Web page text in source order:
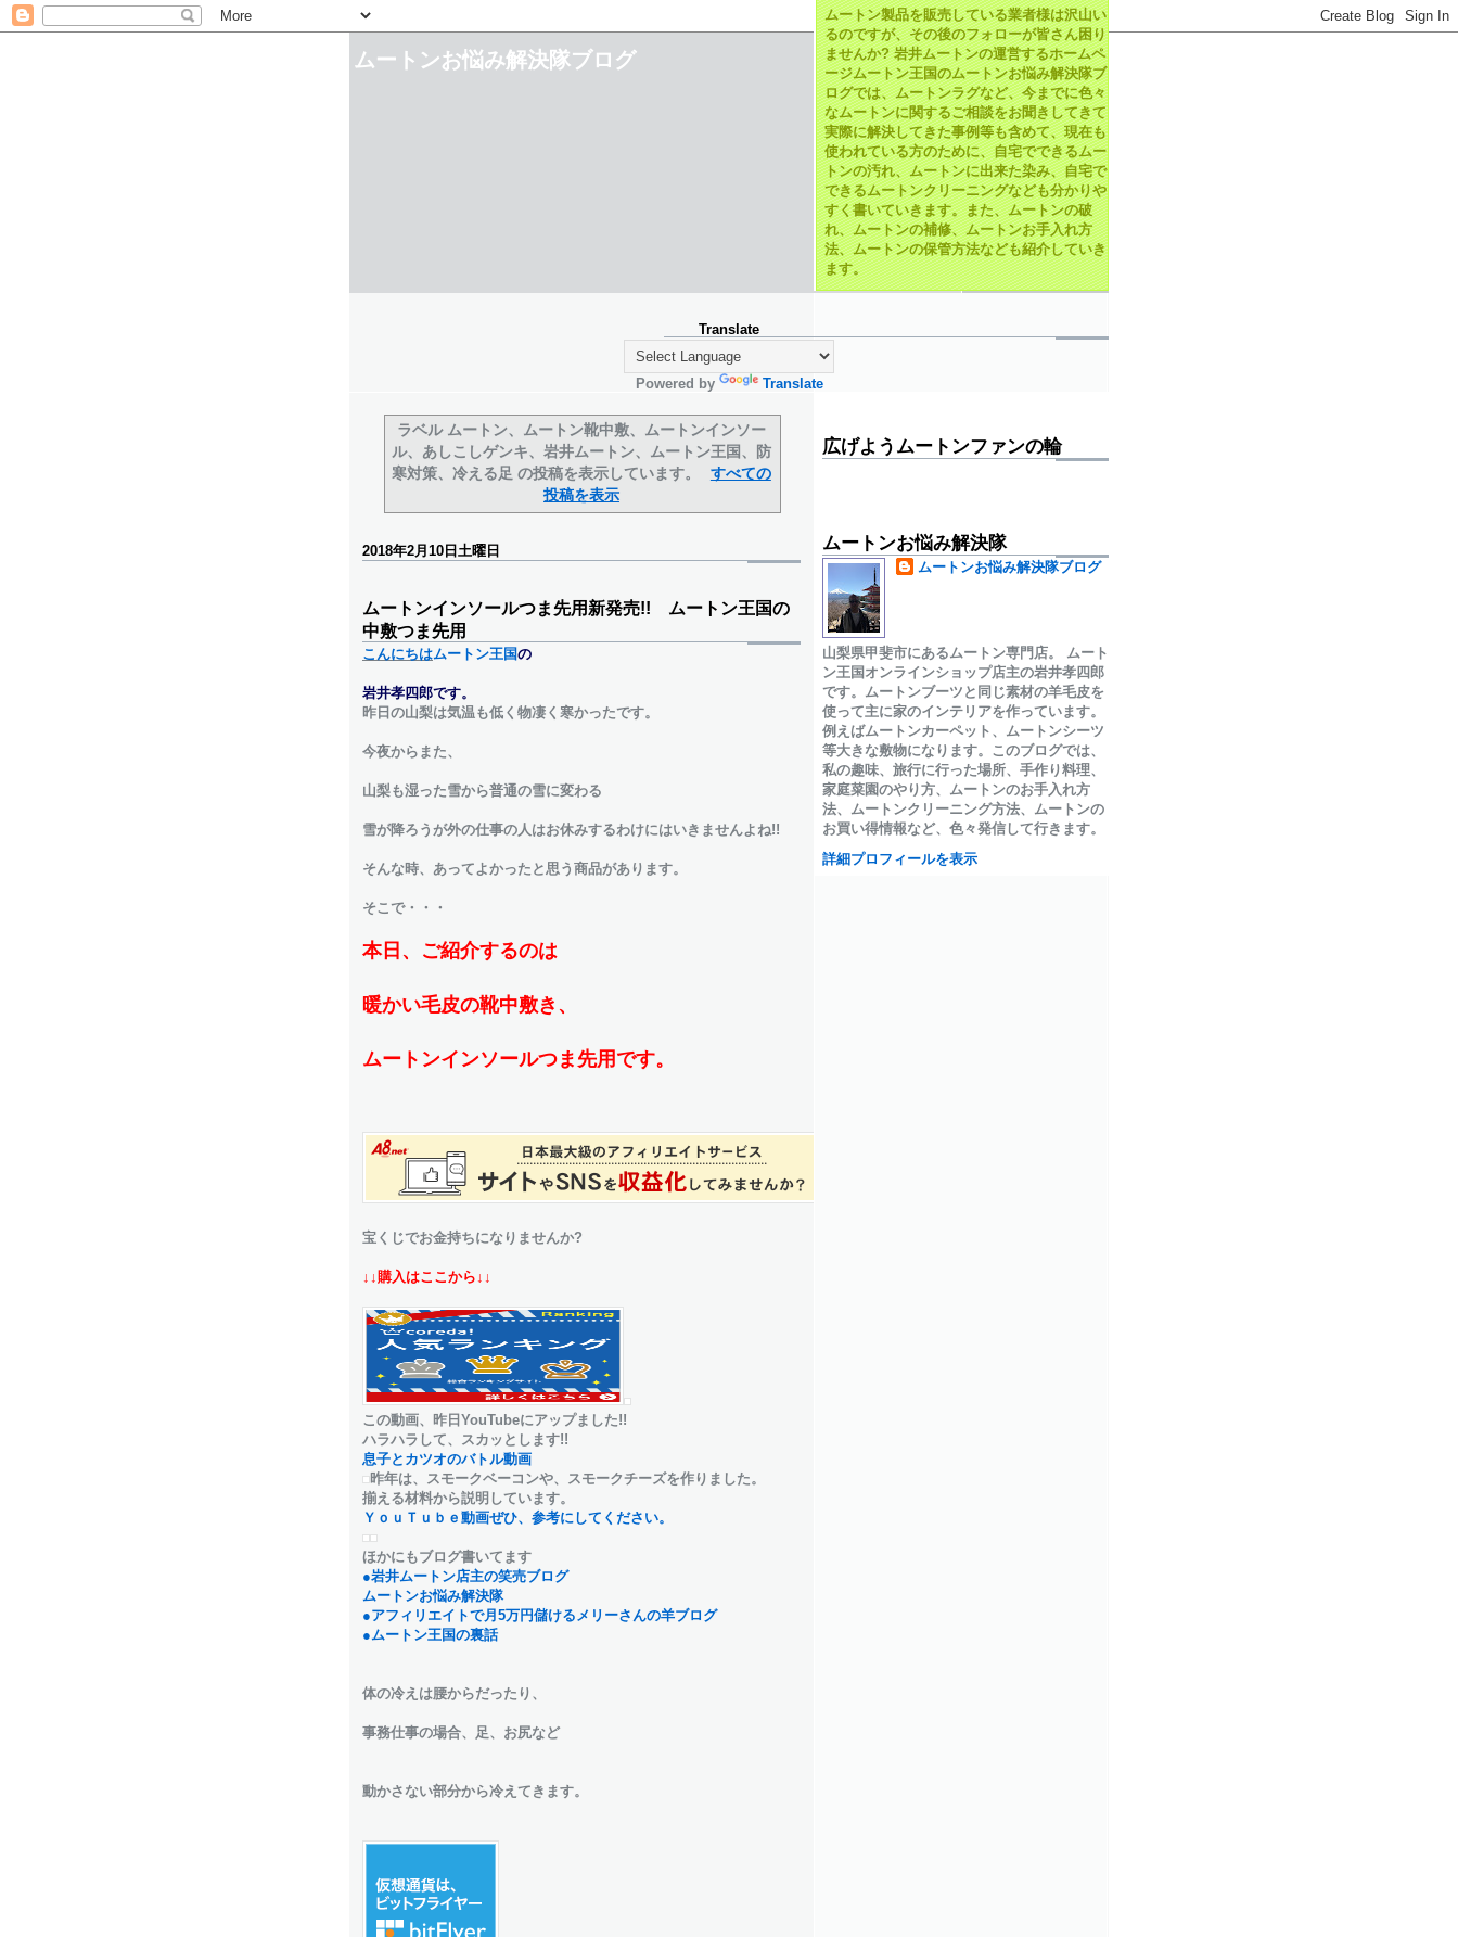
ムートンお悩み解決隊ブログ
ムートン製品を販売している業者様は沢山い
るのですが、その後のフォローが皆さん困り
ませんか? 岩井ムートンの運営するホームペ
ージムートン王国のムートンお悩み解決隊ブ
ログでは、ムートンラグなど、今までに色々
なムートンに関するご相談をお聞きしてきて
実際に解決してきた事例等も含めて、現在も
使われている方のために、自宅でできるムー
トンの汚れ、ムートンに出来た染み、自宅で
できるムートンクリーニングなども分かりや
すく書いていきます。また、ムートンの破
れ、ムートンの補修、ムートンお手入れ方
法、ムートンの保管方法なども紹介していき
ます。
Translate
Powered by Translate
ラベル ムートン、ムートン靴中敷、ムートンインソー
ル、あしこしゲンキ、岩井ムートン、ムートン王国、防
寒対策、冷える足 の投稿を表示しています。
すべての
投稿を表示
2018年2月10日土曜日
ムートンインソールつま先用新発売!! ムートン王国の
中敷つま先用
こんにちはムートン王国の
岩井孝四郎です。
昨日の山梨は気温も低く物凄く寒かったです。
今夜からまた、
山梨も湿った雪から普通の雪に変わる
雪が降ろうが外の仕事の人はお休みするわけにはいきませんよね!!
そんな時、あってよかったと思う商品があります。
そこで・・・
本日、ご紹介するのは
暖かい毛皮の靴中敷き、
ムートンインソールつま先用です。
宝くじでお金持ちになりませんか?
↓↓購入はここから↓↓
この動画、昨日YouTubeにアップました!!
ハラハラして、スカッとします!!
息子とカツオのバトル動画
昨年は、スモークベーコンや、スモークチーズを作りました。
揃える材料から説明しています。
ＹｏｕＴｕｂｅ動画ぜひ、参考にしてください。
ほかにもブログ書いてます
●岩井ムートン店主の笑売ブログ
ムートンお悩み解決隊
●アフィリエイトで月5万円儲けるメリーさんの羊ブログ
●ムートン王国の裏話
体の冷えは腰からだったり、
事務仕事の場合、足、お尻など
動かさない部分から冷えてきます。
広げようムートンファンの輪
ムートンお悩み解決隊
ムートンお悩み解決隊ブログ
山梨県甲斐市にあるムートン専門店。 ムート
ン王国オンラインショップ店主の岩井孝四郎
です。ムートンブーツと同じ素材の羊毛皮を
使って主に家のインテリアを作っています。
例えばムートンカーペット、ムートンシーツ
等大きな敷物になります。このブログでは、
私の趣味、旅行に行った場所、手作り料理、
家庭菜園のやり方、ムートンのお手入れ方
法、ムートンクリーニング方法、ムートンの
お買い得情報など、色々発信して行きます。
詳細プロフィールを表示